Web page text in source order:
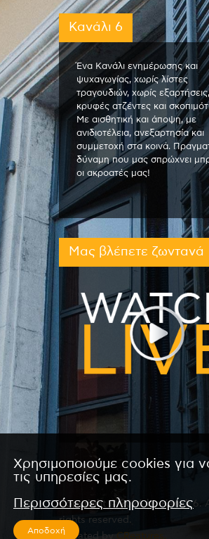
Κανάλι 6
Ένα Κανάλι ενημέρωσης και
ψυχαγωγίας, χωρίς λίστες
τραγουδιών, χωρίς εξαρτήσεις,
κρυφές ατζέντες και
Με αισθητική και άποψη, με
ανιδιοτέλεια, ανεξαρτησία και
συμμετοχή στα κοινά.
δύναμη που μας σπρώχνει
οι ακροατές μας!
Μας βλέπετε ζωντανά
Copyright © 2026 by Kanali 6.
rights reserved.
CReated by CReatures.
Χρησιμοποιούμε cookies για
τις υπηρεσίες μας.
Περισσότερες πληροφορίες
Αποδοχή